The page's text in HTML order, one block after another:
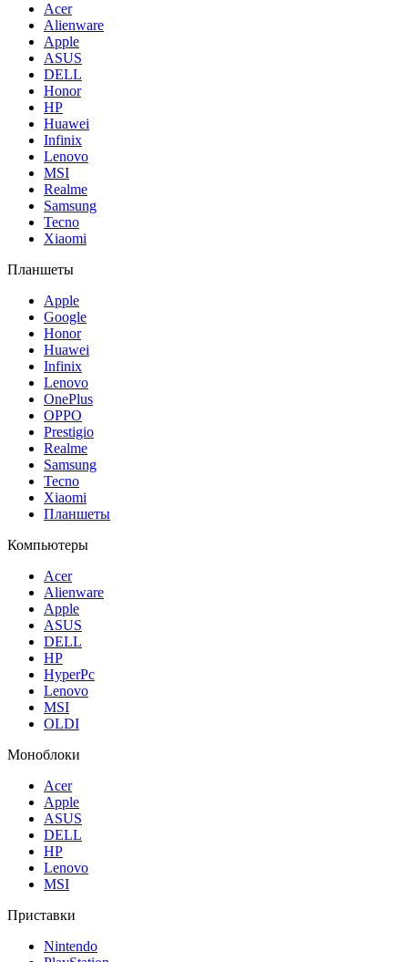
Acer
Alienware
Apple
ASUS
DELL
Honor
HP
Huawei
Infinix
Lenovo
MSI
Realme
Samsung
Tecno
Xiaomi
Планшеты
Apple
Google
Honor
Huawei
Infinix
Lenovo
OnePlus
OPPO
Prestigio
Realme
Samsung
Tecno
Xiaomi
Планшеты
Компьютеры
Acer
Alienware
Apple
ASUS
DELL
HP
HyperPc
Lenovo
MSI
OLDI
Моноблоки
Acer
Apple
ASUS
DELL
HP
Lenovo
MSI
Приставки
Nintendo